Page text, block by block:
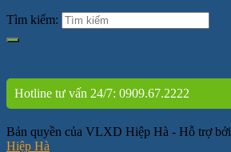
Tìm kiếm:
Hotline tư vấn 24/7: 0909.67.2222
Bản quyền của VLXD Hiệp Hà - Hỗ trợ bởi
Hiệp Hà